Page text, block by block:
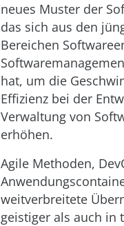
neues Muster der
das sich aus den
Bereichen
hat, um die
Effizienz bei der
Verwaltung von
erhöhen.
Agile Methoden,
weitverbreitete
geistiger als auch in